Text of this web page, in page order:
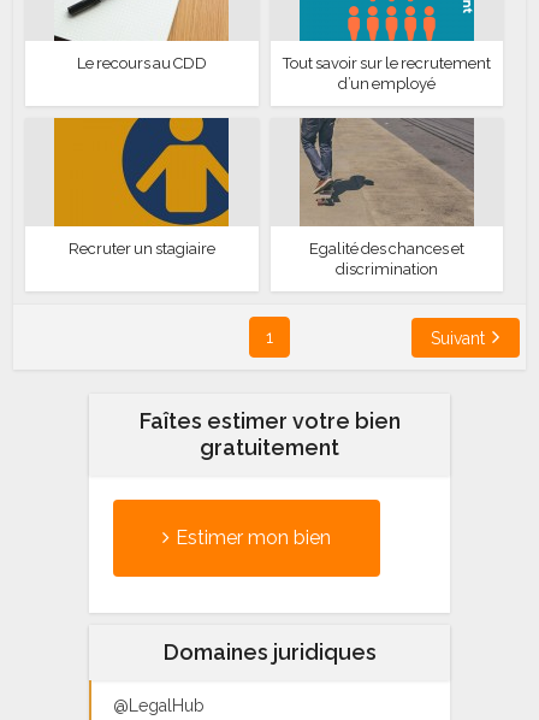
Le recours au CDD
Tout savoir sur le recrutement
d’un employé
Recruter un stagiaire
Egalité des chances et
discrimination
1 Suivant
Faîtes estimer votre bien
gratuitement
Estimer mon bien
Domaines juridiques
@LegalHub